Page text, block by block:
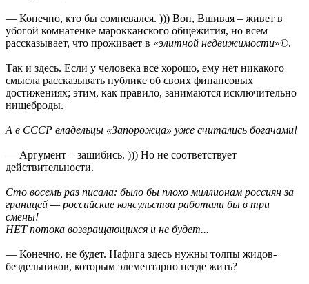
— Конечно, кто бы сомневался. ))) Вон, Вшивая – живет в
убогой комнатенке марокканского общежития, но всем
рассказывает, что проживает в «элитной недвижимости»©.
Так и здесь. Если у человека все хорошо, ему нет никакого
смысла рассказывать публике об своих финансовых
достижениях; этим, как правило, занимаются исключительно
нищеброды.
А в СССР владельцы «Запорожца» уже считались богачами!
— Аргумент – зашибись. ))) Но не соответствует
действительности.
Сто восемь раз писала: было бы плохо миллионам россиян за
границей — российские консульства работали бы в три
смены!
НЕТ потока возвращающихся и не будет...
— Конечно, не будет. Нафига здесь нужны толпы жидов-
бездельников, которым элементарно негде жить?